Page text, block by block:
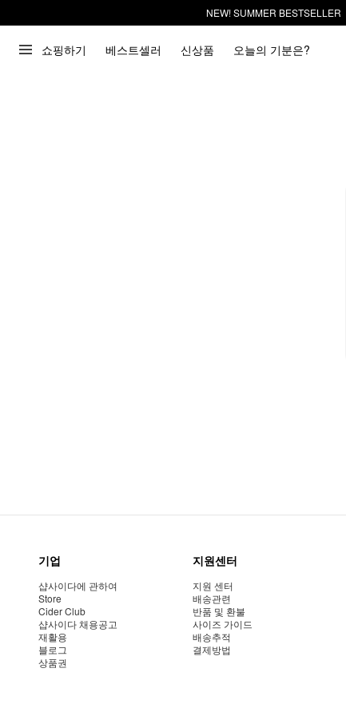
NEW! SUMMER BESTSELLER
쇼핑하기 베스트셀러 신상품 오늘의 기분은?
기업
샵사이다에 관하여
Store
Cider Club
샵사이다 채용공고
재활용
블로그
상품권
지원센터
지원 센터
배송관련
반품 및 환불
사이즈 가이드
배송추적
결제방법